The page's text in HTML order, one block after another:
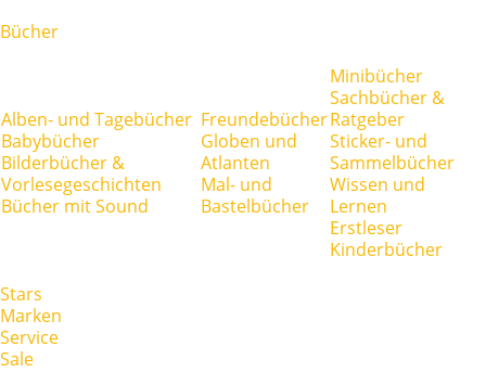
Bücher
Alben- und Tagebücher
Babybücher
Bilderbücher &
Vorlesegeschichten
Bücher mit Sound
Freundebücher
Globen und
Atlanten
Mal- und
Bastelbücher
Minibücher
Sachbücher &
Ratgeber
Sticker- und
Sammelbücher
Wissen und
Lernen
Erstleser
Kinderbücher
Stars
Marken
Service
Sale